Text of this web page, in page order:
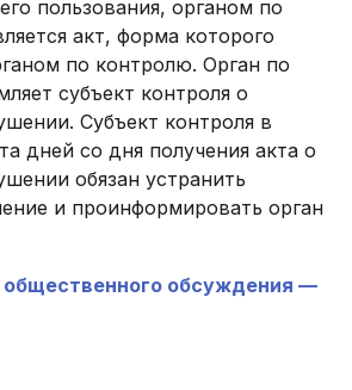
пользования, органом по
акт, форма которого
по контролю. Орган по
субъект контроля о
Субъект контроля в
дней со дня получения акта ‎о
обязан устранить
‎и проинформировать орган
общественного обсуждения —